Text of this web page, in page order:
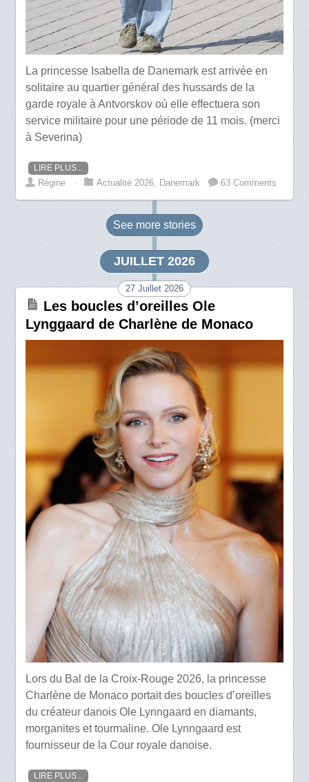
La princesse Isabella de Danemark est arrivée en
solitaire au quartier général des hussards de la
garde royale à Antvorskov où elle effectuera son
service militaire pour une période de 11 mois. (merci
à Severina)
LIRE PLUS...
Régine ⋅ Actualité 2026, Danemark 63 Comments
See more stories
JUILLET 2026
27 Juillet 2026
Les boucles d’oreilles Ole
Lynggaard de Charlène de Monaco
Lors du Bal de la Croix-Rouge 2026, la princesse
Charlène de Monaco portait des boucles d’oreilles
du créateur danois Ole Lynngaard en diamants,
morganites et tourmaline. Ole Lynngaard est
fournisseur de la Cour royale danoise.
LIRE PLUS...